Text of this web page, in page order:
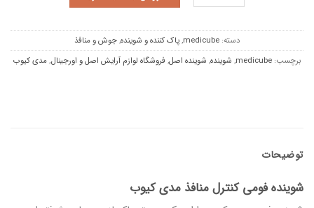
دسته:medicube
,پاک کننده و شوینده,جوش و منافذ
برچسب:medicube
, شوینده, شوینده اصل, فروشگاه لوازم آرایش اصل و اورجینال,مدی کیوب
توضیحات
شوینده فومی کنترل منافذ مدی کیوب